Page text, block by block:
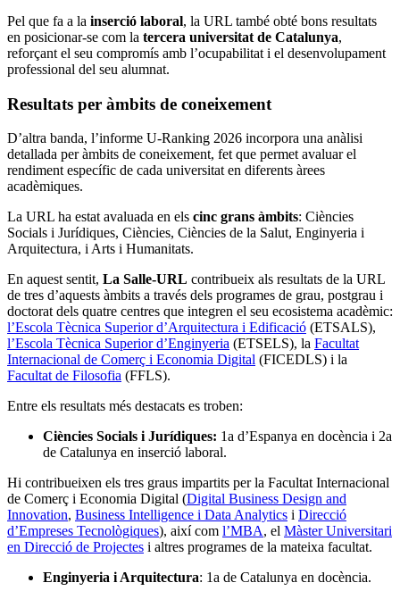
Pel que fa a la inserció laboral, la URL també obté bons resultats
en posicionar-se com la tercera universitat de Catalunya,
reforçant el seu compromís amb l’ocupabilitat i el desenvolupament
professional del seu alumnat.
Resultats per àmbits de coneixement
D’altra banda, l’informe U-Ranking 2026 incorpora una anàlisi
detallada per àmbits de coneixement, fet que permet avaluar el
rendiment específic de cada universitat en diferents àrees
acadèmiques.
La URL ha estat avaluada en els cinc grans àmbits: Ciències
Socials i Jurídiques, Ciències, Ciències de la Salut, Enginyeria i
Arquitectura, i Arts i Humanitats.
En aquest sentit, La Salle-URL contribueix als resultats de la URL
de tres d’aquests àmbits a través dels programes de grau, postgrau i
doctorat dels quatre centres que integren el seu ecosistema acadèmic:
l’Escola Tècnica Superior d’Arquitectura i Edificació (ETSALS),
l’Escola Tècnica Superior d’Enginyeria (ETSELS), la Facultat
Internacional de Comerç i Economia Digital (FICEDLS) i la
Facultat de Filosofia (FFLS).
Entre els resultats més destacats es troben:
Ciències Socials i Jurídiques: 1a d’Espanya en docència i 2a
de Catalunya en inserció laboral.
Hi contribueixen els tres graus impartits per la Facultat Internacional
de Comerç i Economia Digital (Digital Business Design and
Innovation, Business Intelligence i Data Analytics i Direcció
d’Empreses Tecnològiques), així com l’MBA, el Màster Universitari
en Direcció de Projectes i altres programes de la mateixa facultat.
Enginyeria i Arquitectura: 1a de Catalunya en docència.